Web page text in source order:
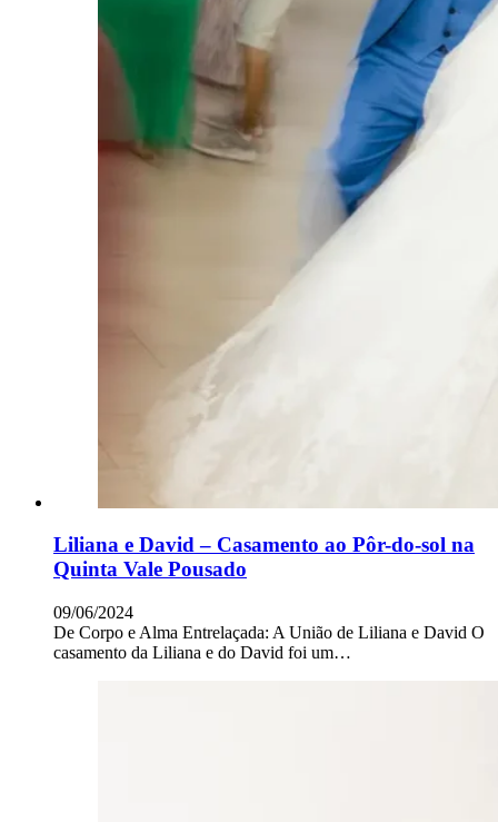
Liliana e David – Casamento ao Pôr-do-sol na
Quinta Vale Pousado
09/06/2024
De Corpo e Alma Entrelaçada: A União de Liliana e David O
casamento da Liliana e do David foi um…